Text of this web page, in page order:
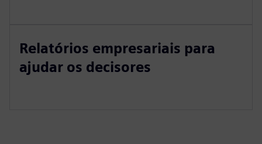
Relatórios empresariais para
ajudar os decisores